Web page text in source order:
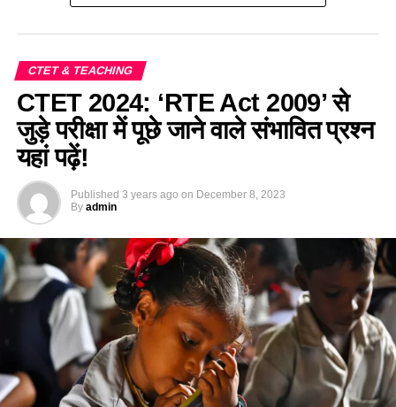
पर्यावरण के अंतर्गत घर और आवाज से जुड़े महत्वपूर्ण
प्रश्न—Home and Shelter Based Important
MCQ For CTET Exam 2024
Q.1 कोई पक्षी पेड़ की ऊँची डाल पर अपना घोंसला बनाता है। यह पक्षी हो
सकता है | / A bird builds its nest at the top of the tree. It
can be a bird.
(a) शकरखोरा / sugar cane
(b) कलचिडी / Kalchidi
(c) कौआ /Crow
CTET & TEACHING
CTET 2024: ‘RTE Act 2009’ से
जुड़े परीक्षा में पूछे जाने वाले संभावित प्रश्न
यहां पढ़ें!
Published 3 years ago on December 8, 2023
By admin